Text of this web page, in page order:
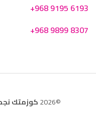
+968 9195 6193
+968 9899 8307
©2026 كوزمتك